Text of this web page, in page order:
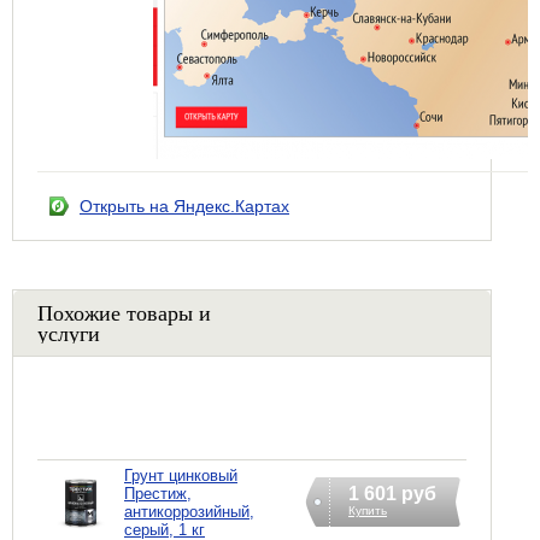
Открыть на Яндекс.Картах
Похожие товары и
услуги
Грунт цинковый
Престиж,
антикоррозийный,
серый, 1 кг
1 601 руб
Купить